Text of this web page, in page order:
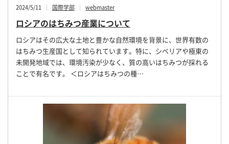
2024/5/11 国際学部 webmaster
ロシアのはちみつ産業について
ロシアはその広大な土地と豊かな自然環境を背景に、世界有数の
はちみつ生産国として知られています。特に、シベリアや極東の
未開発地域では、環境汚染が少なく、質の高いはちみつが採れる
ことで有名です。 ＜ロシアはちみつの種…